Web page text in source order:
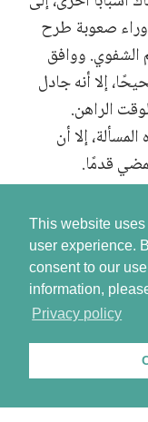
This website
user experience.
consent to our
information,
Privacy policy
صعوبة طرح
الشفوي. ووافق
إلا أنه جادل
الراهن.
إلا أن
قدمًا.